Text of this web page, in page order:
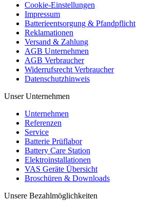
Cookie-Einstellungen
Impressum
Batterieentsorgung & Pfandpflicht
Reklamationen
Versand & Zahlung
AGB Unternehmen
AGB Verbraucher
Widerrufsrecht Verbraucher
Datenschutzhinweis
Unser Unternehmen
Unternehmen
Referenzen
Service
Batterie Prüflabor
Battery Care Station
Elektroinstallationen
VAS Geräte Übersicht
Broschüren & Downloads
Unsere Bezahlmöglichkeiten